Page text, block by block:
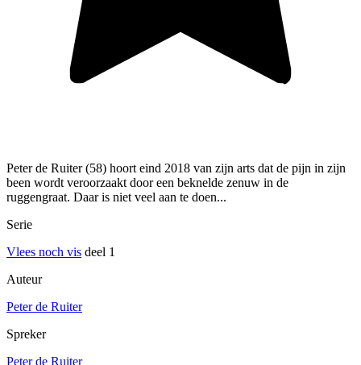
Peter de Ruiter (58) hoort eind 2018 van zijn arts dat de pijn in zijn
been wordt veroorzaakt door een beknelde zenuw in de
ruggengraat. Daar is niet veel aan te doen...
Serie
Vlees noch vis deel 1
Auteur
Peter de Ruiter
Spreker
Peter de Ruiter